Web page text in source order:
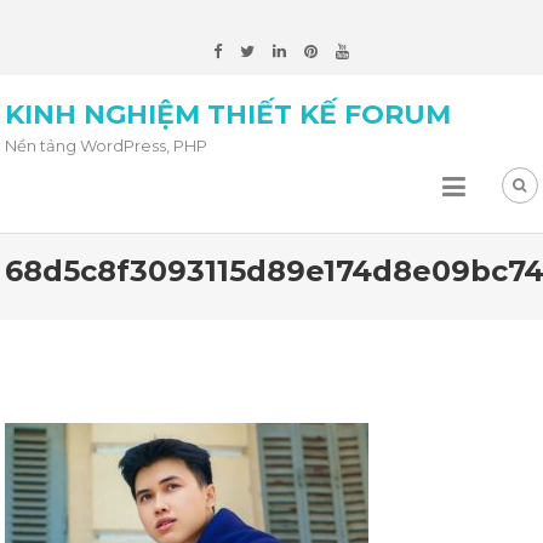
KINH NGHIỆM THIẾT KẾ FORUM
Nền tảng WordPress, PHP